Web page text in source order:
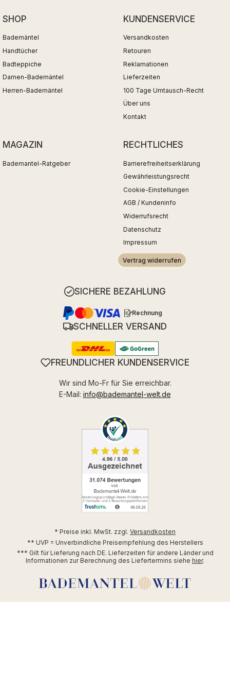
SHOP
Bademäntel
Handtücher
Badteppiche
Damen-Bademäntel
Herren-Bademäntel
KUNDENSERVICE
Versandkosten
Retouren
Reklamationen
Lieferzeiten
100 Tage Umtausch-Recht
Über uns
Kontakt
MAGAZIN
Bademantel-Ratgeber
RECHTLICHES
Barrierefreiheitserklärung
Gewährleistungsrecht
Cookie-Einstellungen
AGB / Kundeninfo
Widerrufsrecht
Datenschutz
Impressum
Vertrag widerrufen
SICHERE BEZAHLUNG
Rechnung
SCHNELLER VERSAND
FREUNDLICHER KUNDENSERVICE
Wir sind Mo-Fr für Sie erreichbar.
E-Mail: info@bademantel-welt.de
* Preise inkl. MwSt. zzgl. Versandkosten
** UVP = Unverbindliche Preisempfehlung des Herstellers
*** Gilt für Lieferung nach DE. Lieferzeiten für andere Länder und
Informationen zur Berechnung des Liefertermins siehe hier.